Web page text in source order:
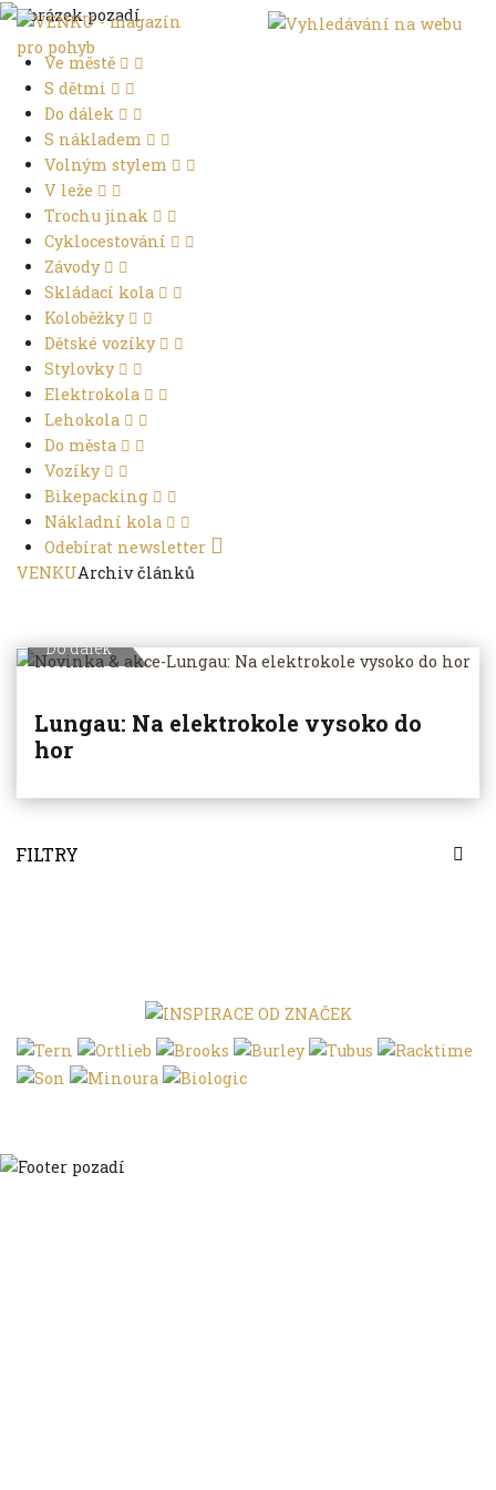
Ve městě
S dětmi
Do dálek
S nákladem
Volným stylem
V leže
Trochu jinak
Cyklocestování
Závody
Skládací kola
Koloběžky
Dětské vozíky
Stylovky
Elektrokola
Lehokola
Do města
Vozíky
Bikepacking
Nákladní kola
Odebírat newsletter
VENKUArchiv článků
FILTRY
Do dálek
Lungau: Na elektrokole vysoko do
hor